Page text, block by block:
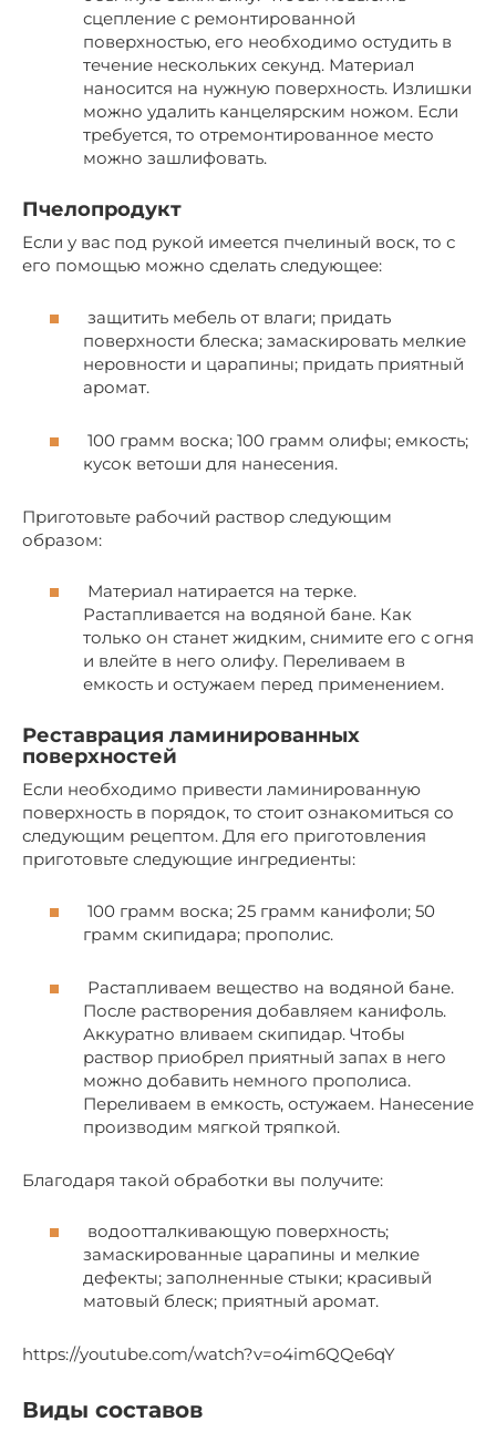
сцепление с ремонтированной
поверхностью, его необходимо остудить в
течение нескольких секунд. Материал
наносится на нужную поверхность. Излишки
можно удалить канцелярским ножом. Если
требуется, то отремонтированное место
можно зашлифовать.
Пчелопродукт
Если у вас под рукой имеется пчелиный воск, то с
его помощью можно сделать следующее:
защитить мебель от влаги; придать
поверхности блеска; замаскировать мелкие
неровности и царапины; придать приятный
аромат.
100 грамм воска; 100 грамм олифы; емкость;
кусок ветоши для нанесения.
Приготовьте рабочий раствор следующим
образом:
Материал натирается на терке.
Растапливается на водяной бане. Как
только он станет жидким, снимите его с огня
и влейте в него олифу. Переливаем в
емкость и остужаем перед применением.
Реставрация ламинированных
поверхностей
Если необходимо привести ламинированную
поверхность в порядок, то стоит ознакомиться со
следующим рецептом. Для его приготовления
приготовьте следующие ингредиенты:
100 грамм воска; 25 грамм канифоли; 50
грамм скипидара; прополис.
Растапливаем вещество на водяной бане.
После растворения добавляем канифоль.
Аккуратно вливаем скипидар. Чтобы
раствор приобрел приятный запах в него
можно добавить немного прополиса.
Переливаем в емкость, остужаем. Нанесение
производим мягкой тряпкой.
Благодаря такой обработки вы получите:
водоотталкивающую поверхность;
замаскированные царапины и мелкие
дефекты; заполненные стыки; красивый
матовый блеск; приятный аромат.
https://youtube.com/watch?v=o4im6QQe6qY
Виды составов